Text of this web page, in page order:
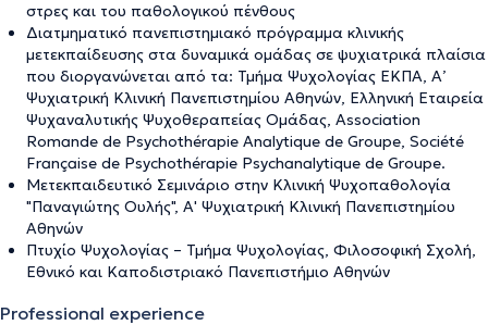
στρες και του παθολογικού πένθους
Διατμηματικό πανεπιστημιακό πρόγραμμα κλινικής
μετεκπαίδευσης στα δυναμικά ομάδας σε ψυχιατρικά πλαίσια
που διοργανώνεται από τα: Τμήμα Ψυχολογίας ΕΚΠΑ, Α’
Ψυχιατρική Κλινική Πανεπιστημίου Αθηνών, Ελληνική Εταιρεία
Ψυχαναλυτικής Ψυχοθεραπείας Ομάδας, Association
Romande de Psychothérapie Analytique de Groupe, Société
Française de Psychothérapie Psychanalytique de Groupe.
Μετεκπαιδευτικό Σεμινάριο στην Κλινική Ψυχοπαθολογία
"Παναγιώτης Ουλής", Α' Ψυχιατρική Κλινική Πανεπιστημίου
Αθηνών
Πτυχίο Ψυχολογίας – Τμήμα Ψυχολογίας, Φιλοσοφική Σχολή,
Εθνικό και Καποδιστριακό Πανεπιστήμιο Αθηνών
Professional experience